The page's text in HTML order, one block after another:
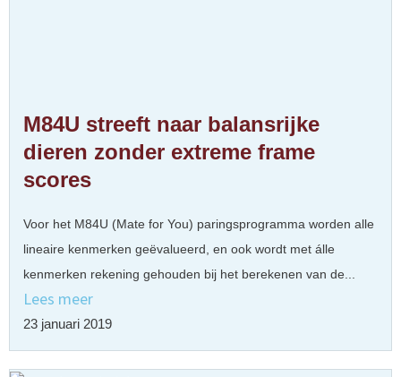
M84U streeft naar balansrijke
dieren zonder extreme frame
scores​
Voor het M84U (Mate for You) paringsprogramma worden alle
lineaire kenmerken geëvalueerd, en ook wordt met álle
kenmerken rekening gehouden bij het berekenen van de...
Lees meer
23 januari 2019